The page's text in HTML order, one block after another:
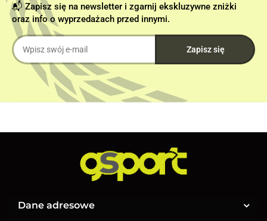
📬 Zapisz się na newsletter i zgarnij ekskluzywne zniżki
oraz info o wyprzedażach przed innymi.
Dane adresowe